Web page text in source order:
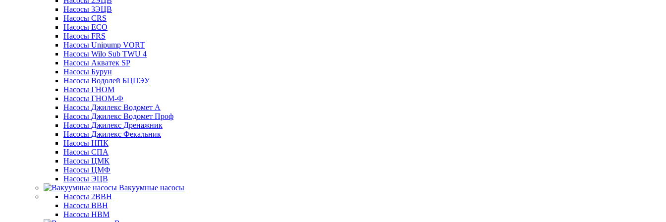
Насосы 3ЭЦВ
Насосы CRS
Насосы ECO
Насосы FRS
Насосы Unipump VORT
Насосы Wilo Sub TWU 4
Насосы Акватек SP
Насосы Бурун
Насосы Водолей БЦПЭУ
Насосы ГНОМ
Насосы ГНОМ-Ф
Насосы Джилекс Водомет А
Насосы Джилекс Водомет Проф
Насосы Джилекс Дренажник
Насосы Джилекс Фекальник
Насосы НПК
Насосы СПА
Насосы ЦМК
Насосы ЦМФ
Насосы ЭЦВ
Вакуумные насосы
Насосы 2ВВН
Насосы ВВН
Насосы НВМ